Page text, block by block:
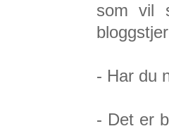
som vil
- Har du
- Det er